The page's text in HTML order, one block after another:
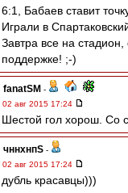
6:1, Бабаев ставит
Играли в
Завтра все на
поддержке! ;-)
fanatSM -
02 авг 2015 17:24
Шестой гол хорош. Со
чннхнпS -
02 авг 2015 17:24
дубль красавцы)))